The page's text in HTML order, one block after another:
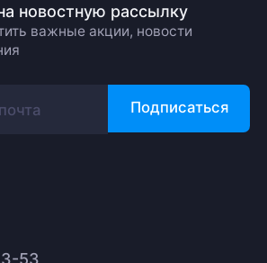
новостную рассылку
важные акции, новости
Подписаться
53